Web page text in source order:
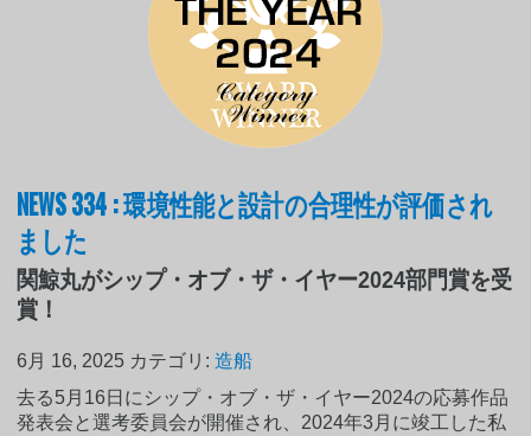
NEWS 334 : 環境性能と設計の合理性が評価され
ました
関鯨丸がシップ・オブ・ザ・イヤー2024部門賞を受
賞！
6月 16, 2025 カテゴリ:造船
去る5月16日にシップ・オブ・ザ・イヤー2024の応募作品
発表会と選考委員会が開催され、2024年3月に竣工した私